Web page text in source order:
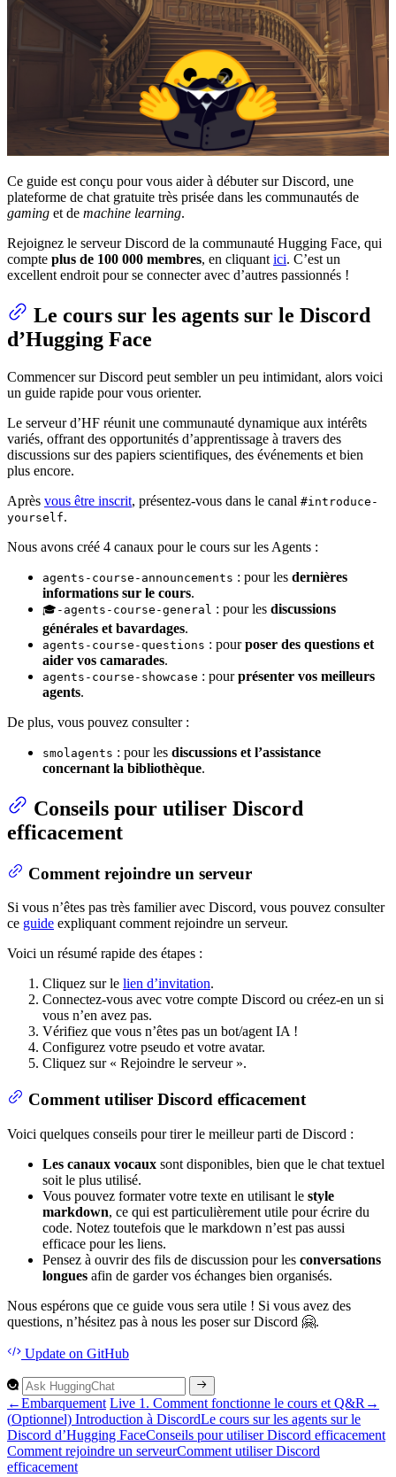
Ce guide est conçu pour vous aider à débuter sur Discord, une
plateforme de chat gratuite très prisée dans les communautés de
gaming et de machine learning.
Rejoignez le serveur Discord de la communauté Hugging Face, qui
compte plus de 100 000 membres, en cliquant ici. C’est un
excellent endroit pour se connecter avec d’autres passionnés !
Le cours sur les agents sur le Discord
d’Hugging Face
Commencer sur Discord peut sembler un peu intimidant, alors voici
un guide rapide pour vous orienter.
Le serveur d’HF réunit une communauté dynamique aux intérêts
variés, offrant des opportunités d’apprentissage à travers des
discussions sur des papiers scientifiques, des événements et bien
plus encore.
Après vous être inscrit, présentez-vous dans le canal #introduce-
yourself.
Nous avons créé 4 canaux pour le cours sur les Agents :
agents-course-announcements : pour les dernières
informations sur le cours.
🎓-agents-course-general : pour les discussions
générales et bavardages.
agents-course-questions : pourposer des questions et
aider vos camarades.
agents-course-showcase : pourprésenter vos meilleurs
agents.
De plus, vous pouvez consulter :
smolagents : pour les discussions et l’assistance
concernant la bibliothèque.
Conseils pour utiliser Discord
efficacement
Comment rejoindre un serveur
Si vous n’êtes pas très familier avec Discord, vous pouvez consulter
ce guide expliquant comment rejoindre un serveur.
Voici un résumé rapide des étapes :
Cliquez sur le lien d’invitation.
Connectez-vous avec votre compte Discord ou créez-en un si
vous n’en avez pas.
Vérifiez que vous n’êtes pas un bot/agent IA !
Configurez votre pseudo et votre avatar.
Cliquez sur « Rejoindre le serveur ».
Comment utiliser Discord efficacement
Voici quelques conseils pour tirer le meilleur parti de Discord :
Les canaux vocaux sont disponibles, bien que le chat textuel
soit le plus utilisé.
Vous pouvez formater votre texte en utilisant le style
markdown, ce qui est particulièrement utile pour écrire du
code. Notez toutefois que le markdown n’est pas aussi
efficace pour les liens.
Pensez à ouvrir des fils de discussion pour les conversations
longues afin de garder vos échanges bien organisés.
Nous espérons que ce guide vous sera utile ! Si vous avez des
questions, n’hésitez pas à nous les poser sur Discord 🤗.
Update on GitHub
←Embarquement Live 1. Comment fonctionne le cours et Q&R →
(Optionnel) Introduction à DiscordLe cours sur les agents sur le
Discord d’Hugging FaceConseils pour utiliserDiscord efficacement
Comment rejoindre un serveurComment utiliserDiscord
efficacement